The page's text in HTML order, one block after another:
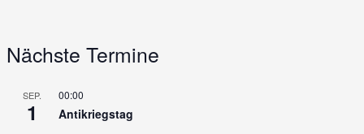
Nächste Termine
SEP.
1
00:00
Antikriegstag